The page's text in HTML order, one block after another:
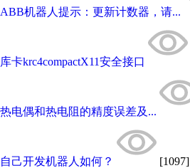
ABB机器人提示：更新计数器，请...
库卡krc4compactX11安全接口
热电偶和热电阻的精度误差及...
自己开发机器人如何？ [1097]